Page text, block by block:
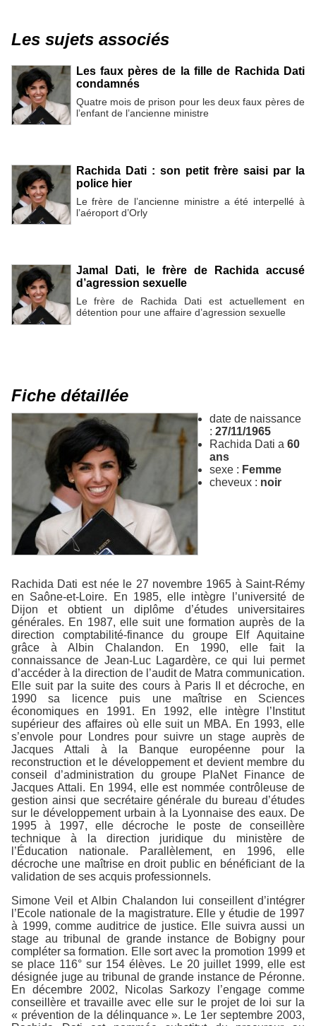
Les sujets associés
Les faux pères de la fille de Rachida Dati
condamnés
Quatre mois de prison pour les deux faux pères de
l’enfant de l’ancienne ministre
Rachida Dati : son petit frère saisi par la
police hier
Le frère de l’ancienne ministre a été interpellé à
l’aéroport d’Orly
Jamal Dati, le frère de Rachida accusé
d’agression sexuelle
Le frère de Rachida Dati est actuellement en
détention pour une affaire d’agression sexuelle
Fiche détaillée
date de naissance
: 27/11/1965
Rachida Dati a 60
ans
sexe : Femme
cheveux : noir
Rachida Dati est née le 27 novembre 1965 à Saint-Rémy
en Saône-et-Loire. En 1985, elle intègre l’université de
Dijon et obtient un diplôme d’études universitaires
générales. En 1987, elle suit une formation auprès de la
direction comptabilité-finance du groupe Elf Aquitaine
grâce à Albin Chalandon. En 1990, elle fait la
connaissance de Jean-Luc Lagardère, ce qui lui permet
d’accéder à la direction de l’audit de Matra communication.
Elle suit par la suite des cours à Paris II et décroche, en
1990 sa licence puis une maîtrise en Sciences
économiques en 1991. En 1992, elle intègre l’Institut
supérieur des affaires où elle suit un MBA. En 1993, elle
s’envole pour Londres pour suivre un stage auprès de
Jacques Attali à la Banque européenne pour la
reconstruction et le développement et devient membre du
conseil d’administration du groupe PlaNet Finance de
Jacques Attali. En 1994, elle est nommée contrôleuse de
gestion ainsi que secrétaire générale du bureau d’études
sur le développement urbain à la Lyonnaise des eaux. De
1995 à 1997, elle décroche le poste de conseillère
technique à la direction juridique du ministère de
l’Éducation nationale. Parallèlement, en 1996, elle
décroche une maîtrise en droit public en bénéficiant de la
validation de ses acquis professionnels.
Simone Veil et Albin Chalandon lui conseillent d’intégrer
l’Ecole nationale de la magistrature. Elle y étudie de 1997
à 1999, comme auditrice de justice. Elle suivra aussi un
stage au tribunal de grande instance de Bobigny pour
compléter sa formation. Elle sort avec la promotion 1999 et
se place 116° sur 154 élèves. Le 20 juillet 1999, elle est
désignée juge au tribunal de grande instance de Péronne.
En décembre 2002, Nicolas Sarkozy l’engage comme
conseillère et travaille avec elle sur le projet de loi sur la
« prévention de la délinquance ». Le 1er septembre 2003,